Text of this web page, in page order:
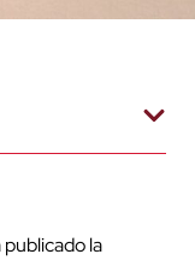
la